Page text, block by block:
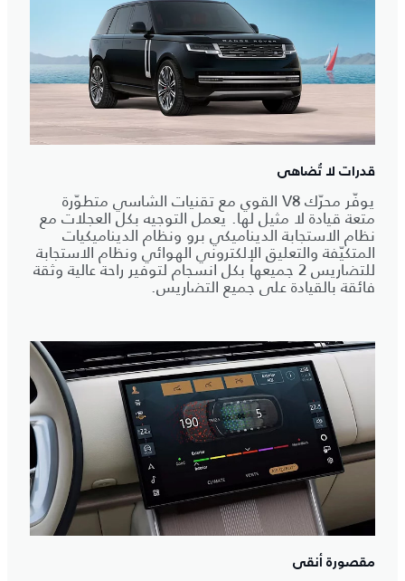
قدرات لا تُضاهى
يوفّر محرّك V8 القوي مع تقنيات الشاسي متطوّرة
متعة قيادة لا مثيل لها. يعمل التوجيه بكل العجلات مع
نظام الاستجابة الديناميكي برو ونظام الديناميكيات
المتكيّفة والتعليق الإلكتروني الهوائي ونظام الاستجابة
للتضاريس 2 جميعها بكل انسجام لتوفير راحة عالية وثقة
فائقة بالقيادة على جميع التضاريس.
مقصورة أنقى